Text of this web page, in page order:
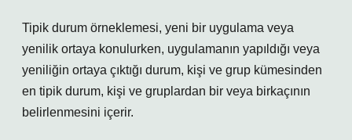
Tipik durum örneklemesi, yeni bir uygulama veya
yenilik ortaya konulurken, uygulamanın yapıldığı veya
yeniliğin ortaya çıktığı durum, kişi ve grup kümesinden
en tipik durum, kişi ve gruplardan bir veya birkaçının
belirlenmesini içerir.